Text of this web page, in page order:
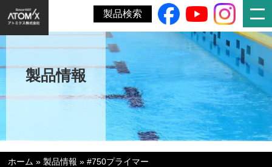
製品検索
製品情報
ホーム »製品情報 »#750プライマー